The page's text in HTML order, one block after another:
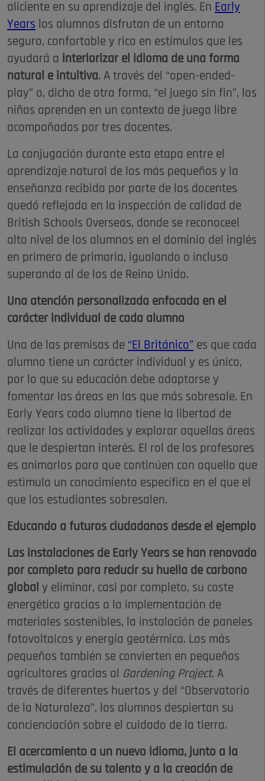
aliciente en su aprendizaje del inglés. En Early
Years los alumnos disfrutan de un entorno
seguro, confortable y rico en estímulos que les
ayudará a interiorizar el idioma de una forma
natural e intuitiva. A través del “open-ended-
play” o, dicho de otra forma, “el juego sin fin”, los
niños aprenden en un contexto de juego libre
acompañados por tres docentes.
La conjugación durante esta etapa entre el
aprendizaje natural de los más pequeños y la
enseñanza recibida por parte de los docentes
quedó reflejada en la inspección de calidad de
British Schools Overseas, donde se reconoceel
alto nivel de los alumnos en el dominio del inglés
en primero de primaria, igualando o incluso
superando al de los de Reino Unido.
Una atención personalizada enfocada en el
carácter individual de cada alumno
Una de las premisas de “El Británico” es que cada
alumno tiene un carácter individual y es único,
por lo que su educación debe adaptarse y
fomentar las áreas en las que más sobresale. En
Early Years cada alumno tiene la libertad de
realizar las actividades y explorar aquellas áreas
que le despiertan interés. El rol de los profesores
es animarlos para que continúen con aquello que
estimula un conocimiento específico en el que el
que los estudiantes sobresalen.
Educando a futuros ciudadanos desde el ejemplo
Las instalaciones de Early Years se han renovado
por completo para reducir su huella de carbono
global y eliminar, casi por completo, su coste
energético gracias a la implementación de
materiales sostenibles, la instalación de paneles
fotovoltaicos y energía geotérmica. Los más
pequeños también se convierten en pequeños
agricultores gracias al Gardening Project. A
través de diferentes huertos y del “Observatorio
de la Naturaleza”, los alumnos despiertan su
concienciación sobre el cuidado de la tierra.
El acercamiento a un nuevo idioma, junto a la
estimulación de su talento y a la creación de